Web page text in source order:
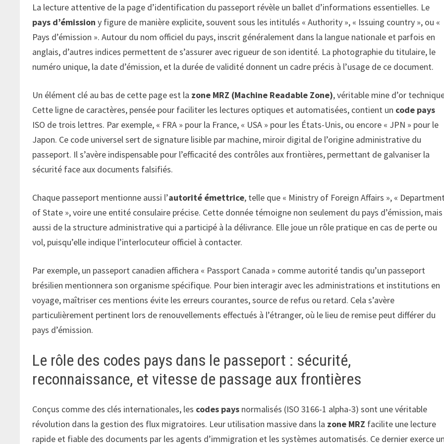
La lecture attentive de la page d’identification du passeport révèle un ballet d’informations essentielles. Le
pays d’émission y figure de manière explicite, souvent sous les intitulés « Authority », « Issuing country », ou «
Pays d’émission ». Autour du nom officiel du pays, inscrit généralement dans la langue nationale et parfois en
anglais, d’autres indices permettent de s’assurer avec rigueur de son identité. La photographie du titulaire, le
numéro unique, la date d’émission, et la durée de validité donnent un cadre précis à l’usage de ce document.
Un élément clé au bas de cette page est la zone MRZ (Machine Readable Zone), véritable mine d’or
Cette ligne de caractères, pensée pour faciliter les lectures optiques et automatisées, contient un code pays
ISO de trois lettres. Par exemple, « FRA » pour la France, « USA » pour les États-Unis, ou encore « JPN » pour le
Japon. Ce code universel sert de signature lisible par machine, miroir digital de l’origine administrative du
passeport. Il s’avère indispensable pour l’efficacité des contrôles aux frontières, permettant de galvaniser la
sécurité face aux documents falsifiés.
Chaque passeport mentionne aussi l’autorité émettrice, telle que « Ministry of Foreign Affairs », «
of State », voire une entité consulaire précise. Cette donnée témoigne non seulement du pays d’émission, mais
aussi de la structure administrative qui a participé à la délivrance. Elle joue un rôle pratique en cas de perte ou
vol, puisqu’elle indique l’interlocuteur officiel à contacter.
Par exemple, un passeport canadien affichera « Passport Canada » comme autorité tandis qu’un passeport
brésilien mentionnera son organisme spécifique. Pour bien interagir avec les administrations et institutions en
voyage, maîtriser ces mentions évite les erreurs courantes, source de refus ou retard. Cela s’avère
particulièrement pertinent lors de renouvellements effectués à l’étranger, où le lieu de remise peut différer du
pays d’émission.
Le rôle des codes pays dans le passeport : sécurité,
reconnaissance, et vitesse de passage aux frontières
Conçus comme des clés internationales, les codes pays normalisés (ISO 3166-1 alpha-3) sont une véritable
révolution dans la gestion des flux migratoires. Leur utilisation massive dans la zone MRZ facilite une lecture
rapide et fiable des documents par les agents d’immigration et les systèmes automatisés. Ce dernier exerce